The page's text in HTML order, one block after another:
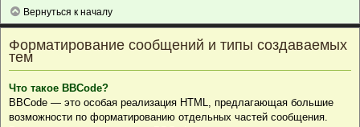
Вернуться к началу
Форматирование сообщений и типы создаваемых
тем
Что такое BBCode?
BBCode — это особая реализация HTML, предлагающая большие
возможности по форматированию отдельных частей сообщения.